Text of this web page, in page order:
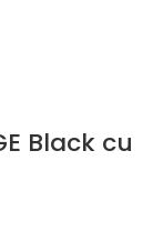
Black cu